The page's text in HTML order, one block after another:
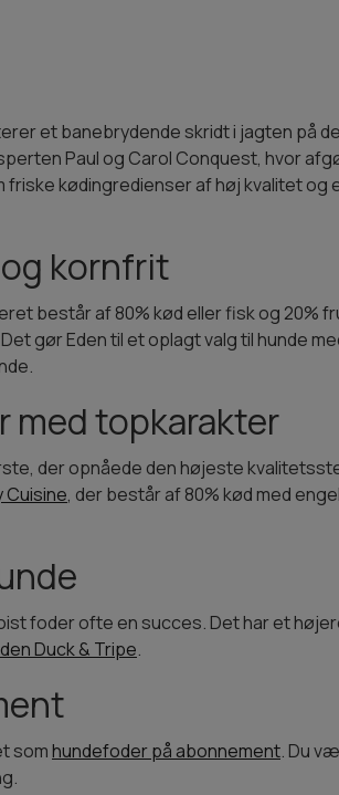
et banebrydende skridt i jagten på
Paul og Carol Conquest, hvor
kødingredienser af høj kvalitet og
kornfrit
består af 80% kød eller fisk og 20%
gør Eden til et oplagt valg til hunde
med topkarakter
der opnåede den højeste
Cuisine, der består af 80% kød med
foder ofte en succes. Det har et
Duck & Tripe.
somhundefoder på abonnement. Du